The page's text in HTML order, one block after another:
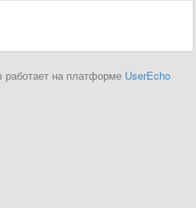
работает на платформе UserEcho